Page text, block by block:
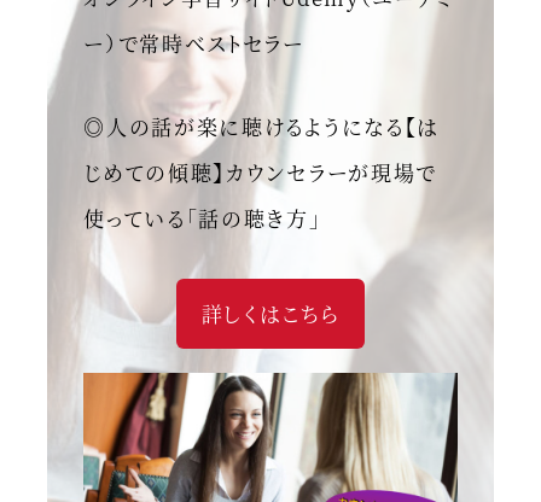
ー）で常時ベストセラー
◎人の話が楽に聴けるようになる【は
じめての傾聴】カウンセラーが現場で
使っている「話の聴き方」
詳しくはこちら